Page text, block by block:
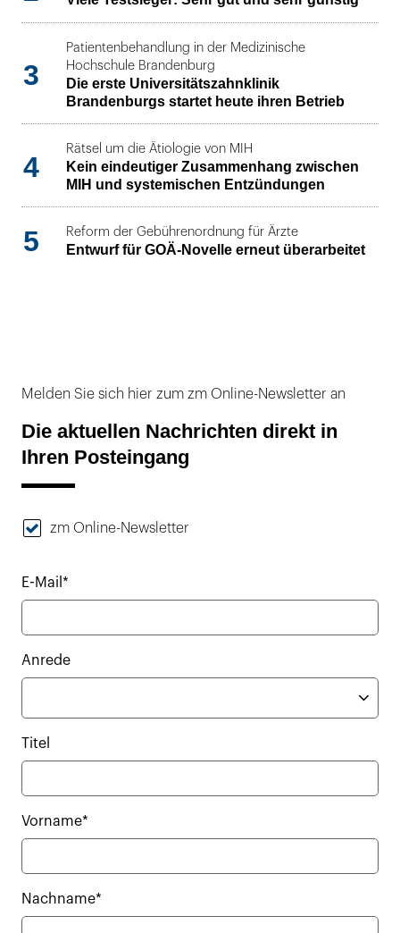
3
Patientenbehandlung in der Medizinische
Hochschule Brandenburg
Die erste Universitätszahnklinik
Brandenburgs startet heute ihren Betrieb
4
Rätsel um die Ätiologie von MIH
Kein eindeutiger Zusammenhang zwischen
MIH und systemischen Entzündungen
5 Reform der Gebührenordnung für Ärzte
Entwurf für GOÄ-Novelle erneut überarbeitet
Melden Sie sich hier zum zm Online-Newsletter an
Die aktuellen Nachrichten direkt in
Ihren Posteingang
zm Online-Newsletter
E-Mail*
Anrede
Titel
Vorname*
Nachname*